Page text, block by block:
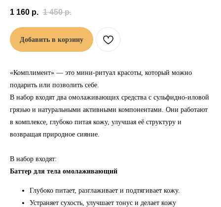
1 160 р. 1 450 р.
Добавить в корзину
«Комплимент» — это мини-ритуал красоты, который можно
подарить или позволить себе.
В набор входят два омолаживающих средства с сульфидно-иловой
грязью и натуральными активными компонентами. Они работают
в комплексе, глубоко питая кожу, улучшая её структуру и
возвращая природное сияние.
В набор входят:
Баттер для тела омолаживающий
Глубоко питает, разглаживает и подтягивает кожу.
Устраняет сухость, улучшает тонус и делает кожу